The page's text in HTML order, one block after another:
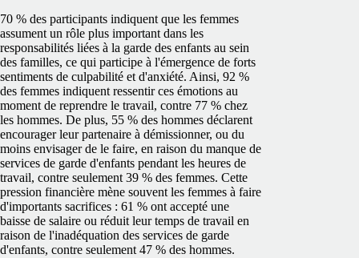
70 % des participants indiquent que les femmes
assument un rôle plus important dans les
responsabilités liées à la garde des enfants au sein
des familles, ce qui participe à l'émergence de forts
sentiments de culpabilité et d'anxiété. Ainsi, 92 %
des femmes indiquent ressentir ces émotions au
moment de reprendre le travail, contre 77 % chez
les hommes. De plus, 55 % des hommes déclarent
encourager leur partenaire à démissionner, ou du
moins envisager de le faire, en raison du manque de
services de garde d'enfants pendant les heures de
travail, contre seulement 39 % des femmes. Cette
pression financière mène souvent les femmes à faire
d'importants sacrifices : 61 % ont accepté une
baisse de salaire ou réduit leur temps de travail en
raison de l'inadéquation des services de garde
d'enfants, contre seulement 47 % des hommes.